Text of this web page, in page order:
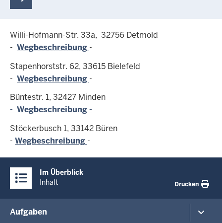
Willi-Hofmann-Str. 33a, 32756 Detmold
- Wegbeschreibung -
Stapenhorststr. 62, 33615 Bielefeld
- Wegbeschreibung -
Büntestr. 1, 32427 Minden
- Wegbeschreibung -
Stöckerbusch 1, 33142 Büren
- Wegbeschreibung -
Inhalte
Im Überblick
Inhalt
Drucken
in
Aufgaben